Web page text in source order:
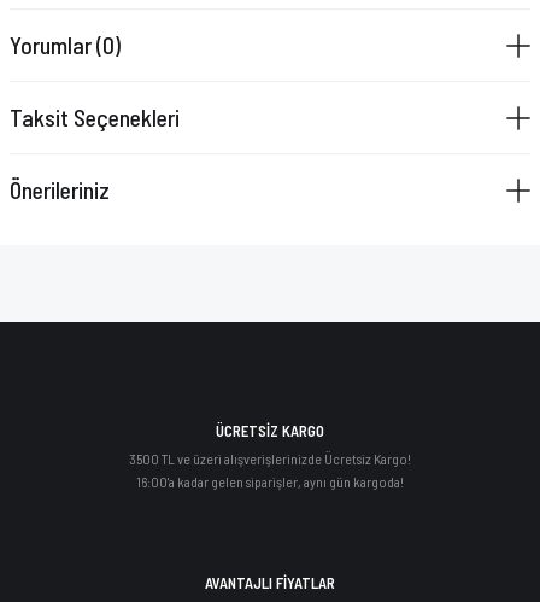
Yorumlar (0)
Taksit Seçenekleri
Önerileriniz
ÜCRETSİZ KARGO
3500 TL ve üzeri alışverişlerinizde Ücretsiz Kargo!
16:00'a kadar gelen siparişler, aynı gün kargoda!
AVANTAJLI FİYATLAR